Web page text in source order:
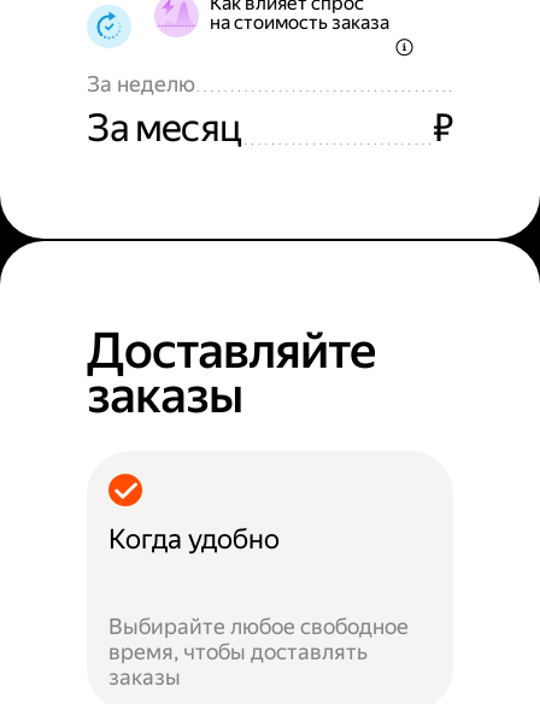
на стоимость заказа
За неделю
За месяц ₽
Доставляйте
заказы
Когда удобно
Выбирайте любое свободное
время, чтобы доставлять
заказы